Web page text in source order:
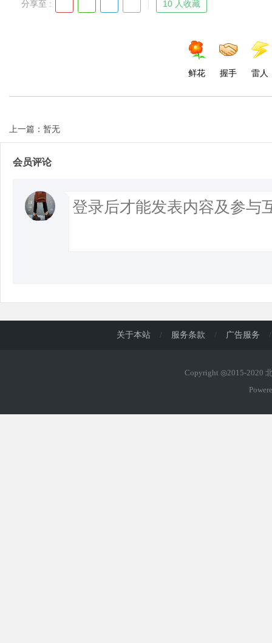
分享至 : 10 人收藏
鲜花 握手 雷人
上一篇：暂无
会员评论
关于本站 / 服务条款 / 广告服务 /
Copyright ◎2015-2020